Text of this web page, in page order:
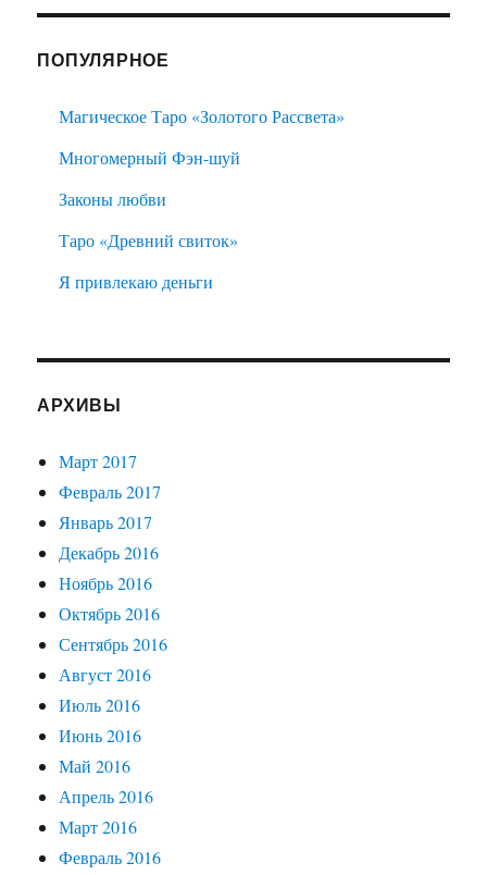
ПОПУЛЯРНОЕ
Магическое Таро «Золотого Рассвета»
Многомерный Фэн-шуй
Законы любви
Таро «Древний свиток»
Я привлекаю деньги
АРХИВЫ
Март 2017
Февраль 2017
Январь 2017
Декабрь 2016
Ноябрь 2016
Октябрь 2016
Сентябрь 2016
Август 2016
Июль 2016
Июнь 2016
Май 2016
Апрель 2016
Март 2016
Февраль 2016